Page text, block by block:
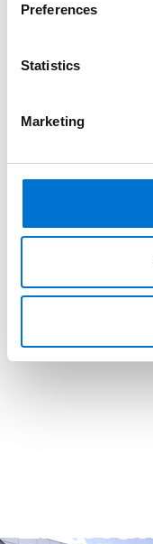
Preferences
Statistics
Marketing